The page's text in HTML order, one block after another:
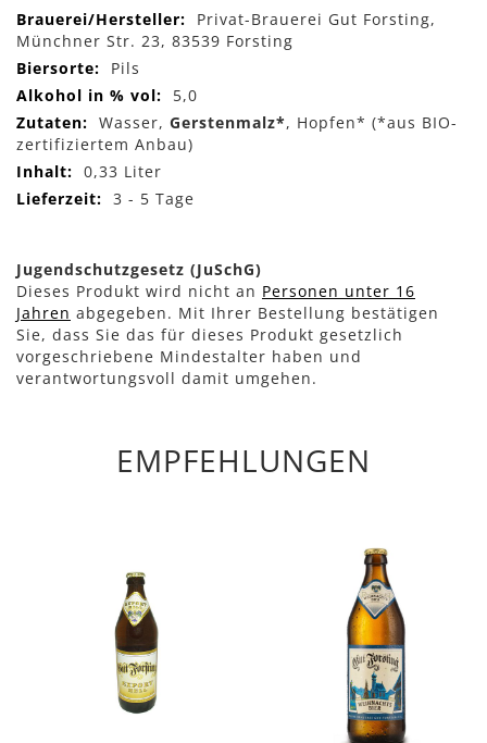
Mehr
Informationen
Privat-Brauerei Gut Forsting,
Münchner Str. 23, 83539 Forsting
Pils
5,0
Wasser, Gerstenmalz*, Hopfen* (*aus BIO-
zertifiziertem Anbau)
0,33 Liter
3 - 5 Tage
Jugendschutzgesetz (JuSchG)
Dieses Produkt wird nicht an Personen unter 16
Jahren abgegeben. Mit Ihrer Bestellung bestätigen
Sie, dass Sie das für dieses Produkt gesetzlich
vorgeschriebene Mindestalter haben und
verantwortungsvoll damit umgehen.
EMPFEHLUNGEN